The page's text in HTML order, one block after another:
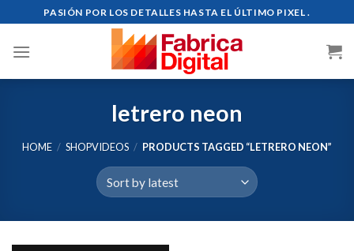
to
content
PASIÓN POR LOS DETALLES HASTA EL ÚLTIMO PIXEL .
letrero neon
HOME / SHOPVIDEOS / PRODUCTS TAGGED “LETRERO NEON”